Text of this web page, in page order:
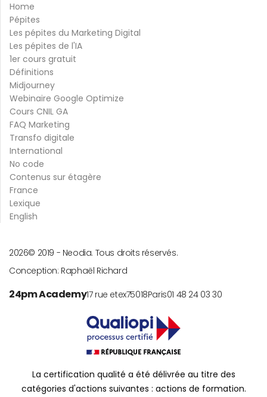
Home
Pépites
Les pépites du Marketing Digital
Les pépites de l'IA
1er cours gratuit
Définitions
Midjourney
Webinaire Google Optimize
Cours CNIL GA
FAQ Marketing
Transfo digitale
International
No code
Contenus sur étagère
France
Lexique
English
© 2019 -
2026
Neodia. Tous droits réservés.
Conception: Raphaël Richard
24pm Academy17 rue etex75018Paris01 48 24 03 30
La certification qualité a été délivrée au titre des
catégories d'actions suivantes : actions de formation.